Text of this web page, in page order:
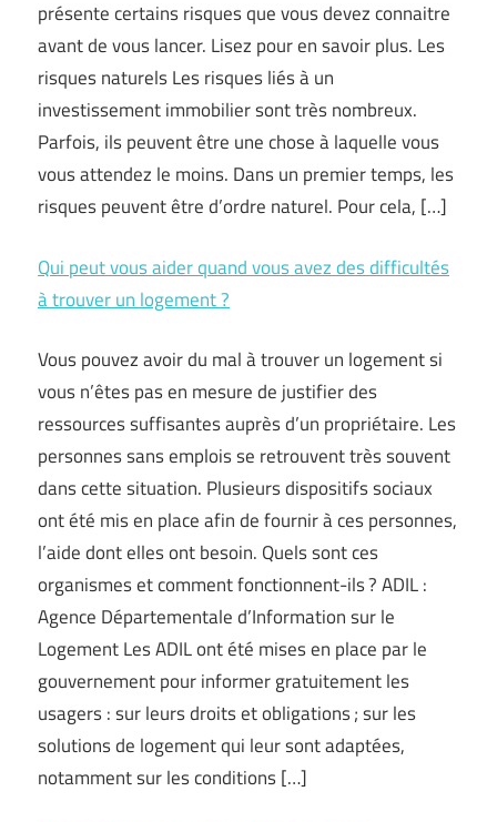
présente certains risques que vous devez connaitre
avant de vous lancer. Lisez pour en savoir plus. Les
risques naturels Les risques liés à un
investissement immobilier sont très nombreux.
Parfois, ils peuvent être une chose à laquelle vous
vous attendez le moins. Dans un premier temps, les
risques peuvent être d’ordre naturel. Pour cela, […]
Qui peut vous aider quand vous avez des difficultés
à trouver un logement ?
Vous pouvez avoir du mal à trouver un logement si
vous n’êtes pas en mesure de justifier des
ressources suffisantes auprès d’un propriétaire. Les
personnes sans emplois se retrouvent très souvent
dans cette situation. Plusieurs dispositifs sociaux
ont été mis en place afin de fournir à ces personnes,
l’aide dont elles ont besoin. Quels sont ces
organismes et comment fonctionnent-ils ? ADIL :
Agence Départementale d’Information sur le
Logement Les ADIL ont été mises en place par le
gouvernement pour informer gratuitement les
usagers : sur leurs droits et obligations ; sur les
solutions de logement qui leur sont adaptées,
notamment sur les conditions […]